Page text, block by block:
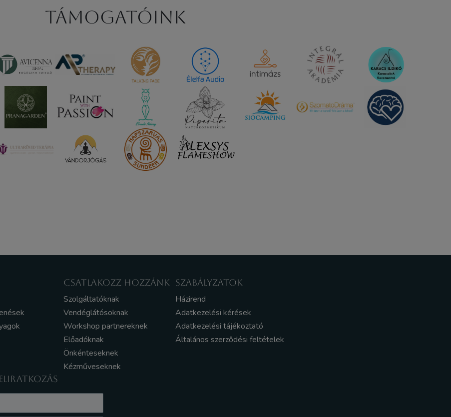
Támogatóink
CSATLAKOZZ HOZZÁNK
Szolgáltatóknak
Vendéglátósoknak
Workshop partnereknek
Előadóknak
Önkénteseknek
Kézműveseknek
SZABÁLYZATOK
Házirend
Adatkezelési kérések
Adatkezelési tájékoztató
Általános szerződési feltételek